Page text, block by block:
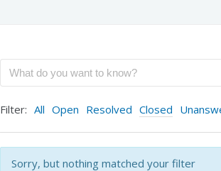
Filter: All Open Resolved Closed
Sorry, but nothing matched your filter